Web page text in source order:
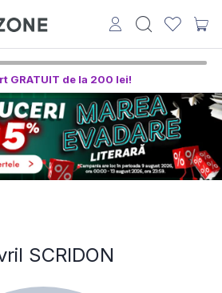
GRATUIT de la 200 lei!
SCRIDON